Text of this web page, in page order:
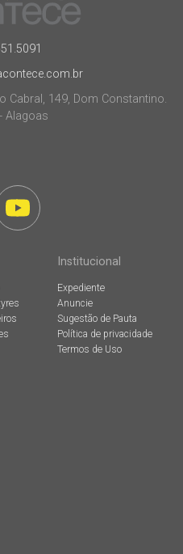
Cabral, 149, Dom Constantino.
Alagoas
Institucional
Expediente
Anuncie
Sugestão de Pauta
Política de privacidade
Termos de Uso